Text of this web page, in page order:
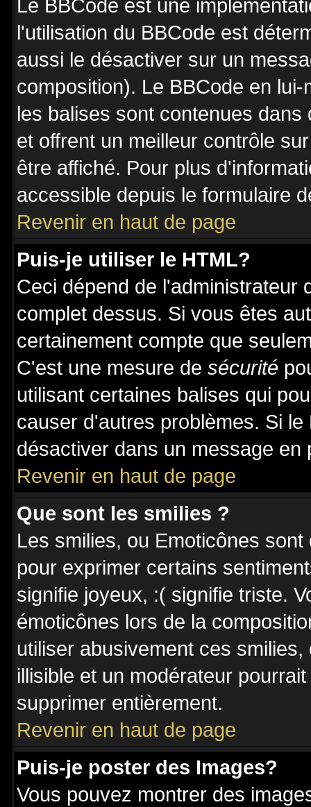
Le BBCode est une
l'utilisation du BBCode est
aussi le désactiver sur un
composition). Le BBCode en
les balises sont contenues
et offrent un meilleur contrôle
être affiché. Pour plus
accessible depuis le formulaire
Revenir en haut de page
Puis-je utiliser le HTML?
Ceci dépend de l'administrateur
complet dessus. Si vous êtes
certainement compte que
C'est une mesure de sécurité
utilisant certaines balises qui
causer d'autres problèmes. Si
désactiver dans un message
Revenir en haut de page
Que sont les smilies ?
Les smilies, ou Emoticônes
pour exprimer certains
signifie joyeux, :( signifie triste.
émoticônes lors de la
utiliser abusivement ces
illisible et un modérateur
supprimer entièrement.
Revenir en haut de page
Puis-je poster des Images?
Vous pouvez montrer des